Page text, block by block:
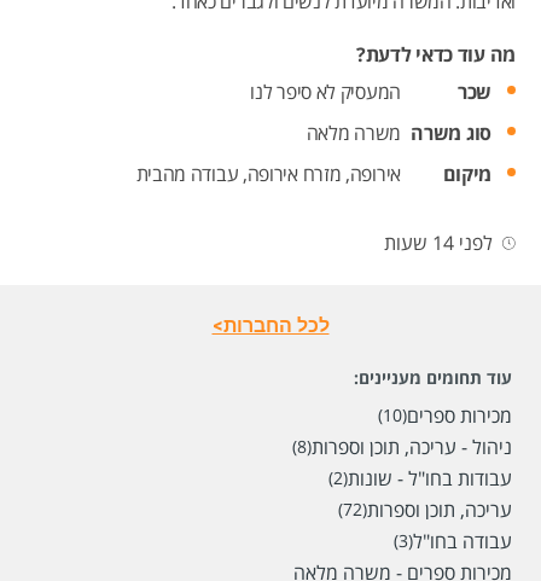
מה עוד כדאי לדעת?
שכר
המעסיק לא סיפר לנו
סוג משרה משרה מלאה
מיקום
אירופה, מזרח אירופה, עבודה מהבית
לפני 14 שעות
לכל החברות>
עוד תחומים מעניינים:
מכירות ספרים(10)
ניהול - עריכה, תוכן וספרות(8)
עבודות בחו"ל - שונות(2)
עריכה, תוכן וספרות(72)
עבודה בחו"ל(3)
מכירות ספרים - משרה מלאה